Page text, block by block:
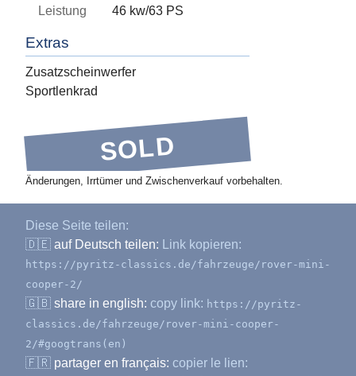
Leistung
46 kw/63 PS
Extras
Zusatzscheinwerfer
Sportlenkrad
SOLD
Änderungen, Irrtümer und Zwischenverkauf vorbehalten.
Diese Seite teilen:
🇩🇪 auf Deutsch teilen: Link kopieren:
https://pyritz-classics.de/fahrzeuge/rover-mini-
cooper-2/
🇬🇧 share in english: copy link: https://pyritz-
classics.de/fahrzeuge/rover-mini-cooper-
2/#googtrans(en)
🇫🇷 partager en français: copier le lien: